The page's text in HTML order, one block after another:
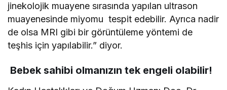
jinekolojik muayene sırasında yapılan ultrason
muayenesinde miyomu tespit edebilir. Ayrıca nadir
de olsa MRI gibi bir görüntüleme yöntemi de
teşhis için yapılabilir.” diyor.
Bebek sahibi olmanızın tek engeli olabilir!